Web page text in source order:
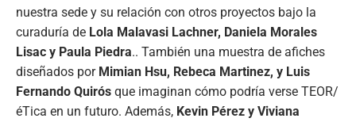
nuestra sede y su relación con otros proyectos bajo la
curaduría de Lola Malavasi Lachner, Daniela Morales
Lisac y Paula Piedra.. También una muestra de afiches
diseñados por Mimian Hsu, Rebeca Martinez, y Luis
Fernando Quirós que imaginan cómo podría verse TEOR/
éTica en un futuro. Además, Kevin Pérez y Viviana